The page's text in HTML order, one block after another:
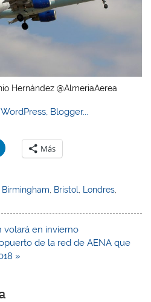
Hernández @AlmeriaAerea
H
a
i
c
r
c
o
m
p
r
Más
Birmingham Bristol Londres
volará en invierno
de la red de AENA que
»